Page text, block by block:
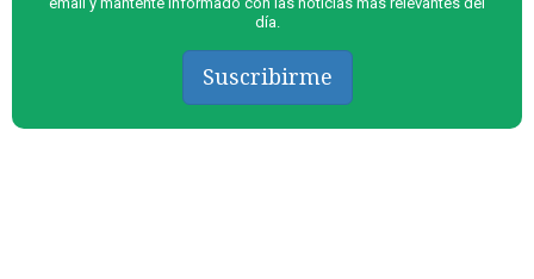
día.
Suscribirme